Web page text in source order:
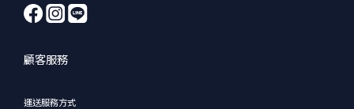
顧客服務
運送服務方式